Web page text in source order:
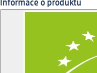
Informace o produktu